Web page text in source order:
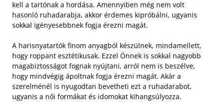
kell a tartónak a hordása. Amennyiben még nem volt
hasonló ruhadarabja, akkor érdemes kipróbálni, ugyanis
sokkal igényesebbnek fogja érezni magát.
A harisnyatartók finom anyagból készülnek, mindamellett,
hogy roppant esztétikusak. Ezzel Önnek is sokkal nagyobb
magabiztosságot fognak nyújtani, arról nem is beszélve,
hogy mindvégig ápoltnak fogja érezni magát. Akár a
szerelménél is nyugodtan bevetheti ezt a ruhadarabot,
ugyanis a női formákat és idomokat kihangsúlyozza.